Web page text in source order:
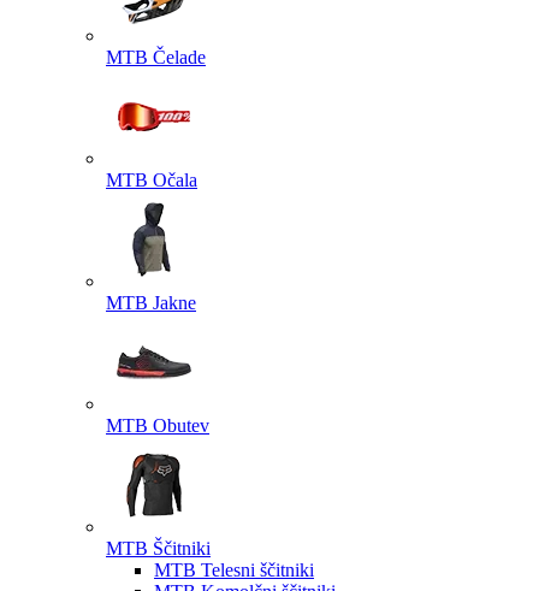
MTB Čelade
MTB Očala
MTB Jakne
MTB Obutev
MTB Ščitniki
MTB Telesni ščitniki